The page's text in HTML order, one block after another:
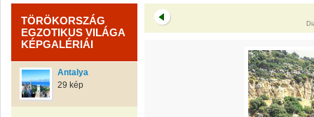
TÖRÖKORSZÁG
EGZOTIKUS VILÁGA
KÉPGALÉRIÁI
Antalya
29 kép